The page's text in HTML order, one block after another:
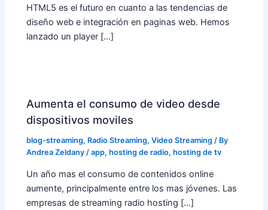
HTML5 es el futuro en cuanto a las tendencias de
diseño web e integración en paginas web. Hemos
lanzado un player […]
Aumenta el consumo de video desde
dispositivos moviles
blog-streaming, Radio Streaming,Video Streaming / By
Andrea Zeldany /app,hosting de radio,hosting de tv
Un año mas el consumo de contenidos online
aumente, principalmente entre los mas jóvenes. Las
empresas de streaming radio hosting […]